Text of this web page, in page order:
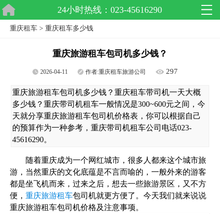
24小时热线：023-45616290
重庆租车 > 重庆租车多少钱
重庆旅游租车包司机多少钱？
2026-04-11 作者:重庆租车旅游公司 297
重庆旅游租车包司机多少钱？重庆租车带司机一天大概
多少钱？重庆带司机租车一般情况是300~600元之间，今
天就分享重庆旅游租车包司机价格表，你可以根据自己
的预算作为一种参考，重庆带司机租车公司电话023-
45616290。
随着重庆成为一个网红城市，很多人都来这个城市旅
游，当然重庆的文化底蕴是不言而喻的，一般外来的游客
都是坐飞机而来，过来之后，想去一些旅游景区，又不方
便， 重庆旅游租车包司机就更方便了。今天我们就来说说
重庆旅游租车包司机价格及注意事项。